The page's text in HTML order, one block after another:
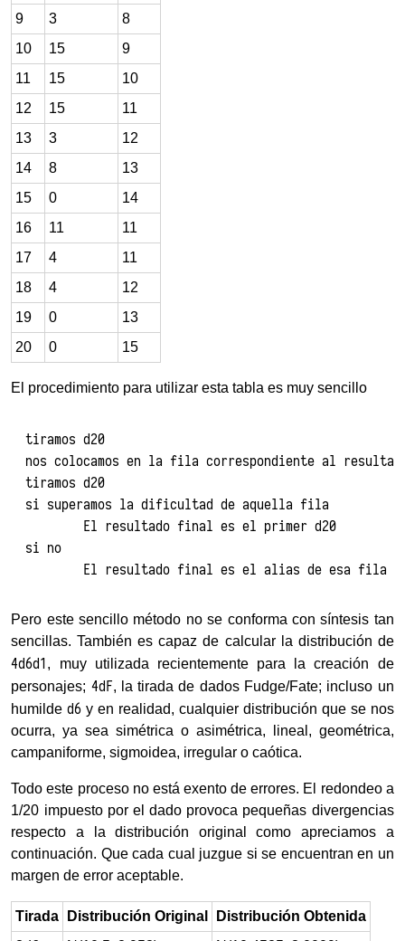
9
3
8
10
15
9
11
15
10
12
15
11
13
3
12
14
8
13
15
0
14
16
11
11
17
4
11
18
4
12
19
0
13
20
0 15
El procedimiento para utilizar esta tabla es muy sencillo
tiramos d20
nos colocamos en la fila correspondiente al
tiramos d20
si superamos la dificultad de aquella fila
si no
Pero este sencillo método no se conforma con síntesis tan
sencillas. También es capaz de calcular la distribución de
4d6d1, muy utilizada recientemente para la creación de
personajes; 4dF, la tirada de dados Fudge/Fate; incluso un
humilded6 y en realidad, cualquier distribución que se nos
ocurra, ya sea simétrica o asimétrica, lineal, geométrica,
campaniforme, sigmoidea, irregular o caótica.
Todo este proceso no está exento de errores. El redondeo a
1/20 impuesto por el dado provoca pequeñas divergencias
respecto a la distribución original como apreciamos a
continuación. Que cada cual juzgue si se encuentran en un
margen de error aceptable.
Tirada Distribución Original
Distribución Obtenida